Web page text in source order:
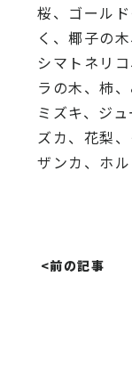
桜、 ゴール
く、椰子の木
シマトネリコ
ラの木、柿
ミズキ、ジ
ズカ、 花梨
ザンカ、ホル
<前の記事